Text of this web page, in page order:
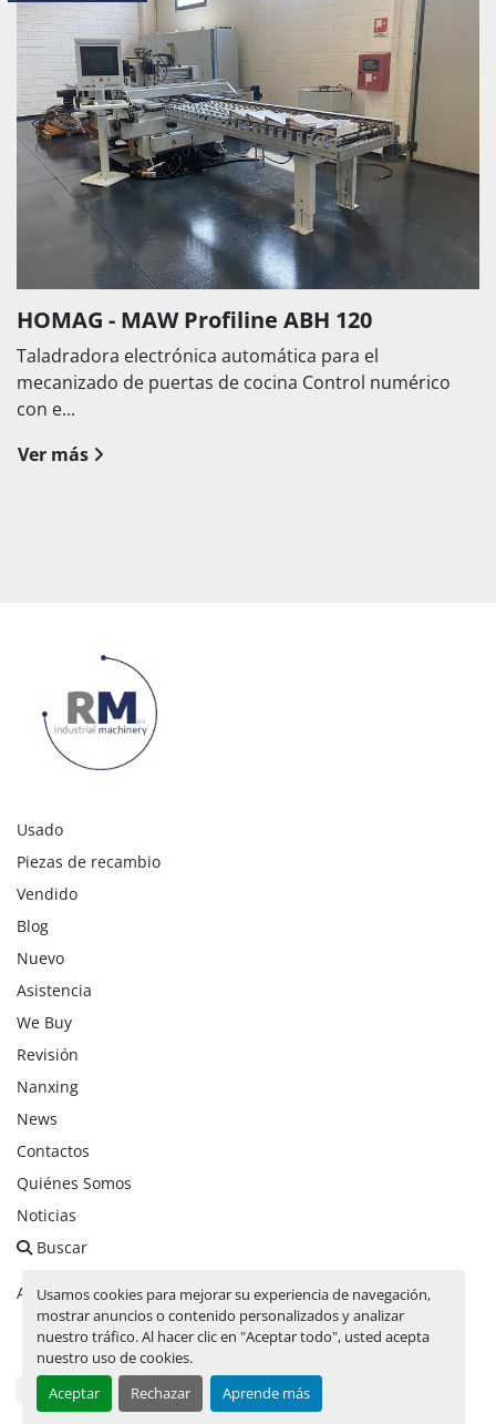
Usamos cookies para mejorar su experiencia de navegación,
mostrar anuncios o contenido personalizados y analizar
nuestro tráfico. Al hacer clic en "Aceptar todo", usted acepta
nuestro uso de cookies.
Aceptar
Rechazar Aprende más
HOMAG - MAW Profiline ABH 120
Taladradora electrónica automática para el
mecanizado de puertas de cocina Control numérico
con e...
Ver más
Usado
Piezas de recambio
Vendido
Blog
Nuevo
Asistencia
We Buy
Revisión
Nanxing
News
Contactos
Quiénes Somos
Noticias
Buscar
Administrar cookies
facebook
linkedininstagram
whatsapp
youtube